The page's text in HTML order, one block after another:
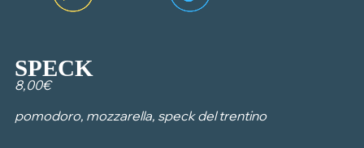
SPECK
8,00€
pomodoro, mozzarella, speck del trentino